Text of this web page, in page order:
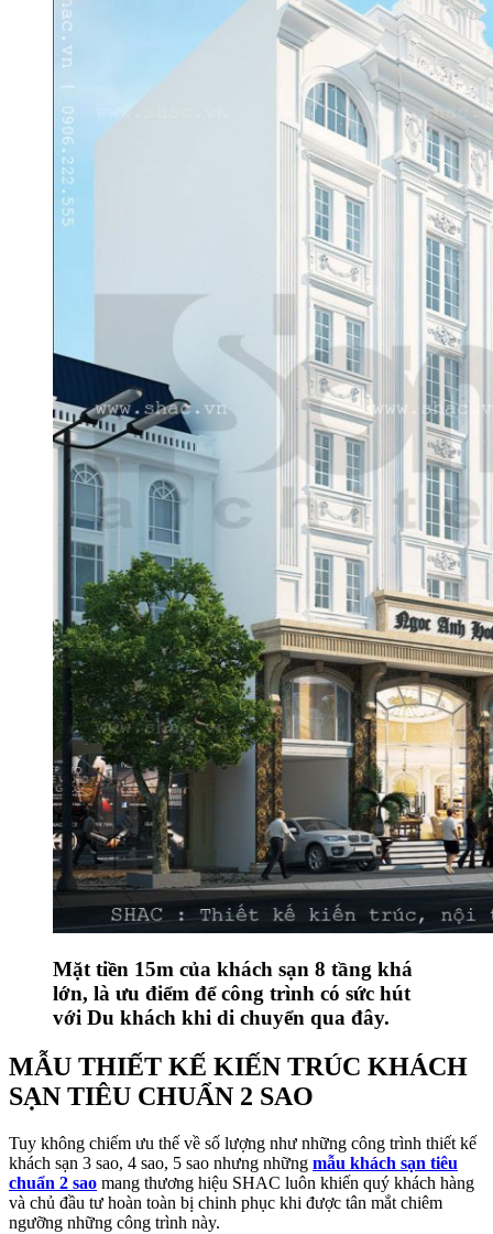
Mặt tiền 15m của khách sạn 8 tầng khá
lớn, là ưu điểm để công trình có sức hút
với Du khách khi di chuyển qua đây.
MẪU THIẾT KẾ KIẾN TRÚC KHÁCH
SẠN TIÊU CHUẨN 2 SAO
Tuy không chiếm ưu thế về số lượng như những công trình thiết kế
khách sạn 3 sao, 4 sao, 5 sao nhưng những mẫu khách sạn tiêu
chuẩn 2 sao mang thương hiệu SHAC luôn khiến quý khách hàng
và chủ đầu tư hoàn toàn bị chinh phục khi được tân mắt chiêm
ngưỡng những công trình này.